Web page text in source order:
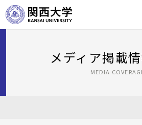
メディア掲載
MEDIA